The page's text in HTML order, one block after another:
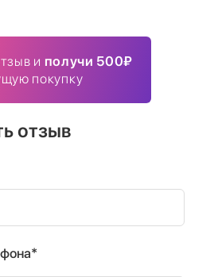
и получи 500₽
покупку
отзыв